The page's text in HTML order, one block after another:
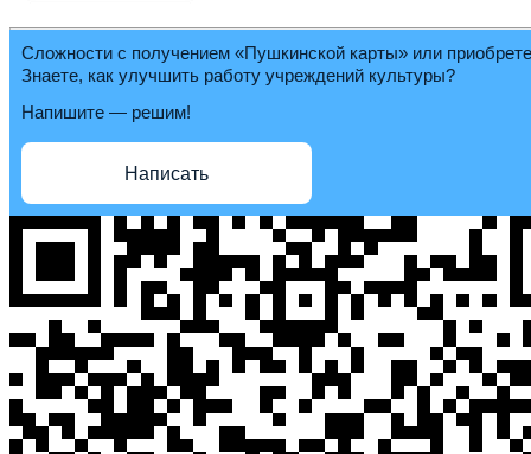
Сложности с получением «Пушкинской карты» или
Знаете, как улучшить работу учреждений культуры?
Напишите — решим!
Написать